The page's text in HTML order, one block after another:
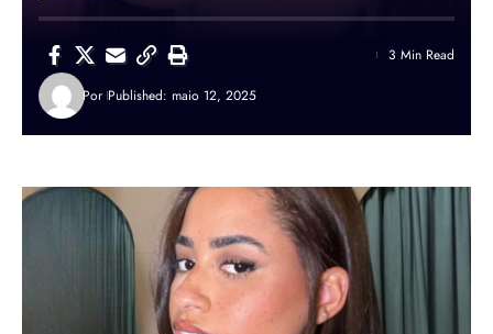
Por Published: maio 12, 2025
3 Min Read